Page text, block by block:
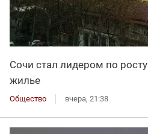
Сочи стал лидером по
жилье
Общество вчера, 21:38